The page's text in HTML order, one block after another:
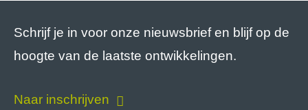
Schrijf je in voor onze nieuwsbrief en blijf op de
hoogte van de laatste ontwikkelingen.
Naar inschrijven